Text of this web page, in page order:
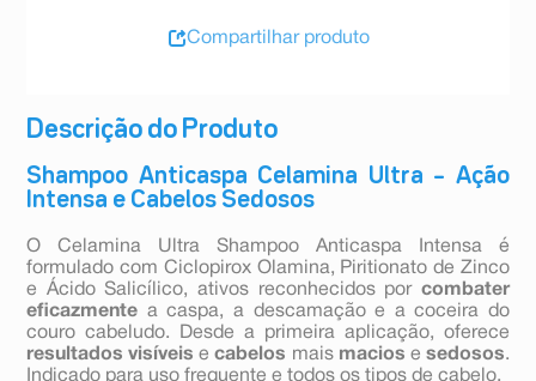
Descrição do Produto
Shampoo Anticaspa Celamina Ultra – Ação
Intensa e Cabelos Sedosos
O Celamina Ultra Shampoo Anticaspa Intensa é
formulado com Ciclopirox Olamina, Piritionato de Zinco
e Ácido Salicílico, ativos reconhecidos por combater
eficazmente a caspa, a descamação e a coceira do
couro cabeludo. Desde a primeira aplicação, oferece
resultados visíveis ecabelos mais macios e sedosos.
Indicado para uso frequente e todos os tipos de cabelo.
Compartilhar produto